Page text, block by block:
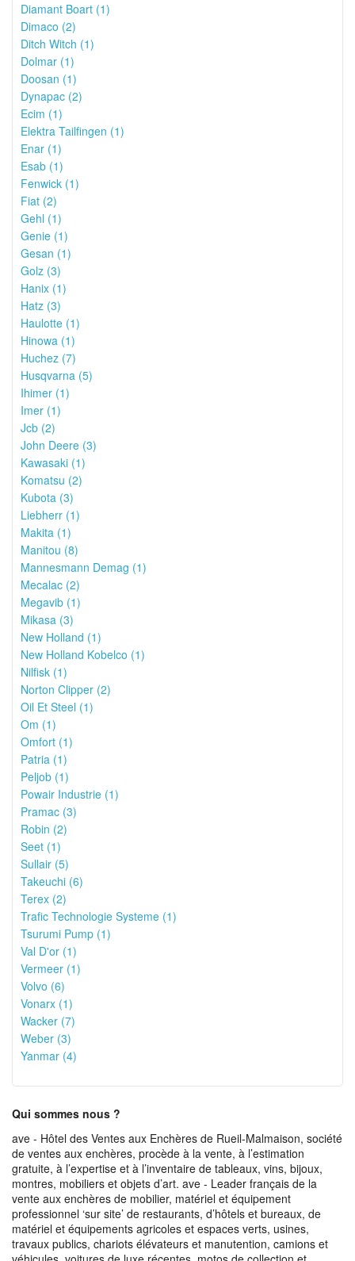
Diamant Boart (1)
Dimaco (2)
Ditch Witch (1)
Dolmar (1)
Doosan (1)
Dynapac (2)
Ecim (1)
Elektra Tailfingen (1)
Enar (1)
Esab (1)
Fenwick (1)
Fiat (2)
Gehl (1)
Genie (1)
Gesan (1)
Golz (3)
Hanix (1)
Hatz (3)
Haulotte (1)
Hinowa (1)
Huchez (7)
Husqvarna (5)
Ihimer (1)
Imer (1)
Jcb (2)
John Deere (3)
Kawasaki (1)
Komatsu (2)
Kubota (3)
Liebherr (1)
Makita (1)
Manitou (8)
Mannesmann Demag (1)
Mecalac (2)
Megavib (1)
Mikasa (3)
New Holland (1)
New Holland Kobelco (1)
Nilfisk (1)
Norton Clipper (2)
Oil Et Steel (1)
Om (1)
Omfort (1)
Patria (1)
Peljob (1)
Powair Industrie (1)
Pramac (3)
Robin (2)
Seet (1)
Sullair (5)
Takeuchi (6)
Terex (2)
Trafic Technologie Systeme (1)
Tsurumi Pump (1)
Val D'or (1)
Vermeer (1)
Volvo (6)
Vonarx (1)
Wacker (7)
Weber (3)
Yanmar (4)
Qui sommes nous ?
ave - Hôtel des Ventes aux Enchères de Rueil-Malmaison, société
de ventes aux enchères, procède à la vente, à l’estimation
gratuite, à l’expertise et à l’inventaire de tableaux, vins, bijoux,
montres, mobiliers et objets d’art. ave - Leader français de la
vente aux enchères de mobilier, matériel et équipement
professionnel ‘sur site’ de restaurants, d’hôtels et bureaux, de
matériel et équipements agricoles et espaces verts, usines,
travaux publics, chariots élévateurs et manutention, camions et